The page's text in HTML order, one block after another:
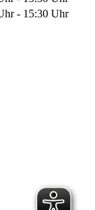
- 15:30 Uhr